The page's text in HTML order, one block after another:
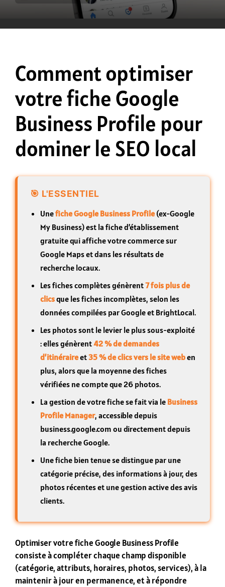
Comment optimiser
votre fiche Google
Business Profile pour
dominer le SEO local
Unefiche Google Business Profile(ex-Google
My Business) est la fiche d’établissement
gratuite qui affiche votre commerce sur
Google Maps et dans les résultats de
recherche locaux.
Les fiches complètes génèrent7 fois plus de
clicsque les fiches incomplètes, selon les
données compilées par Google et BrightLocal.
Les photos sont le levier le plus sous-exploité
: elles génèrent42 % de demandes
d’itinéraireet35 % de clics vers le site weben
plus, alors que la moyenne des fiches
vérifiées ne compte que 26 photos.
La gestion de votre fiche se fait via le Business
Profile Manager, accessible depuis
business.google.com ou directement depuis
la recherche Google.
Une fiche bien tenue se distingue par une
catégorie précise, des informations à jour, des
photos récentes et une gestion active des avis
clients.
Optimiser votre fiche Google Business Profile
consiste à compléter chaque champ disponible
(catégorie, attributs, horaires, photos, services), à la
maintenir à jour en permanence, et à répondre